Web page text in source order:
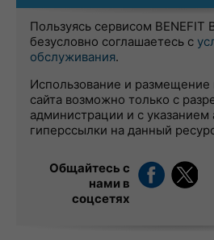
Пользуясь сервисом BENEFIT
безусловно соглашаетесь с
обслуживания.
Использование и размещение
сайта возможно только с
администрации и с указанием
гиперссылки на данный
Общайтесь с
нами в
соцсетях